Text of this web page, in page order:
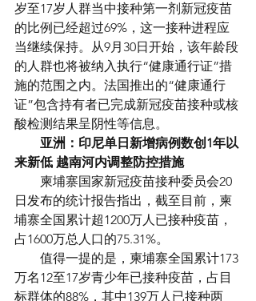
岁至17岁人群当中接种第一剂新冠疫苗
的比例已经超过69%，这一接种进程应
当继续保持。从9月30日开始，该年龄段
的人群也将被纳入执行“健康通行证”措
施的范围之内。法国推出的“健康通行
证”包含持有者已完成新冠疫苗接种或核
酸检测结果呈阴性等信息。
亚洲：印尼单日新增病例数创1年以
来新低 越南河内调整防控措施
柬埔寨国家新冠疫苗接种委员会20
日发布的统计报告指出，截至目前，柬
埔寨全国累计超1200万人已接种疫苗，
占1600万总人口的75.31%。
值得一提的是，柬埔寨全国累计173
万名12至17岁青少年已接种疫苗，占目
标群体的88%，其中139万人已接种两